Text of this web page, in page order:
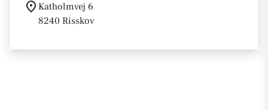
Katholmvej 6
8240 Risskov